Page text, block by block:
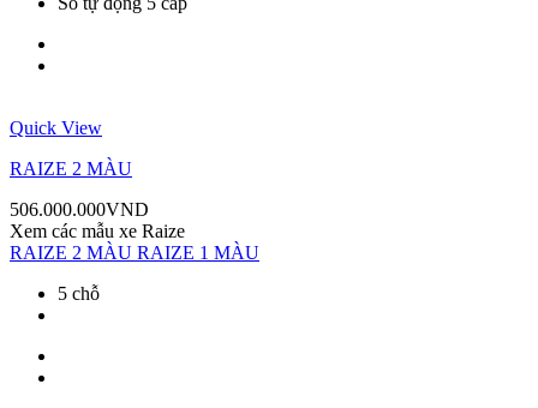
Quick View
RAIZE 2 MÀU
506.000.000VND
Xem các mẫu xe Raize
RAIZE 2 MÀU RAIZE 1 MÀU
5 chỗ